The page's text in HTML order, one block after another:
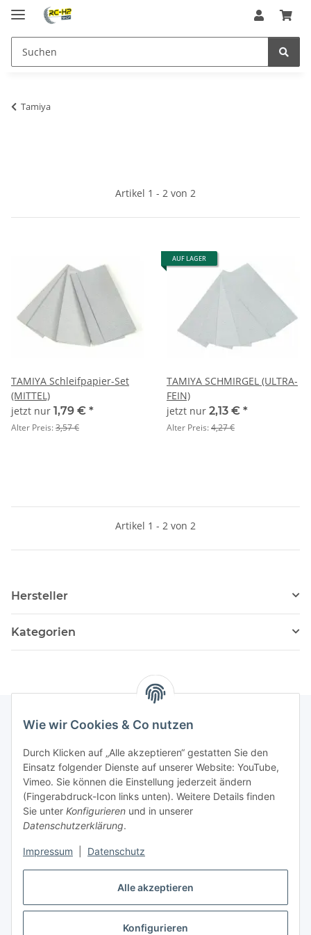
Alle akzeptieren
Konfigurieren
Wie wir Cookies & Co nutzen
Durch Klicken auf „Alle akzeptieren“ gestatten Sie den
Einsatz folgender Dienste auf unserer Website: YouTube,
Vimeo. Sie können die Einstellung jederzeit ändern
(Fingerabdruck-Icon links unten). Weitere Details finden
Sie unter Konfigurieren und in unserer
Datenschutzerklärung.
Impressum Datenschutz
Tamiya
Artikel 1 - 2 von 2
TAMIYA Schleifpapier-Set
(MITTEL)
jetzt nur 1,79 € *
Alter Preis:3,57 €
AUF LAGER
TAMIYA SCHMIRGEL (ULTRA-
FEIN)
jetzt nur 2,13 € *
Alter Preis:4,27 €
Artikel 1 - 2 von 2
Hersteller
Kategorien
Informationen
036204. 803903
Achtung!!!
16:00 – 19:00 Uhr
Vertrag widerrufen